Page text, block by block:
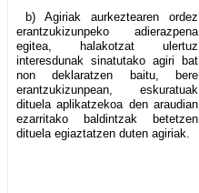
b) Agiriak aurkeztearen ordez
erantzukizunpeko adierazpena
egitea, halakotzat ulertuz
interesdunak sinatutako agiri bat
non deklaratzen baitu, bere
erantzukizunpean, eskuratuak
dituela aplikatzekoa den araudian
ezarritako baldintzak betetzen
dituela egiaztatzen duten agiriak.